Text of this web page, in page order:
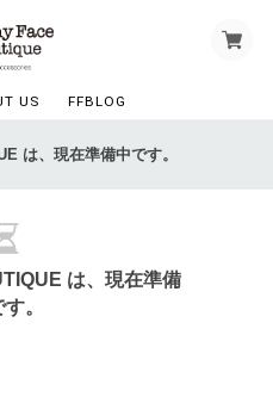
US FFBLOG
は、現在準備中です。
は、現在準備
。